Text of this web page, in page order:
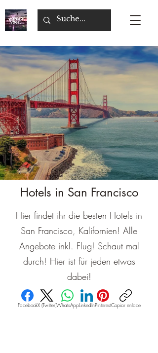
Hotels in San Francisco
Hier findet ihr die besten Hotels in
San Francisco, Kalifornien! Alle
Angebote inkl. Flug! Schaut mal
durch! Hier ist für jeden etwas
dabei!
FacebookX (Twitter)WhatsAppLinkedInPinterestCopiar enlace